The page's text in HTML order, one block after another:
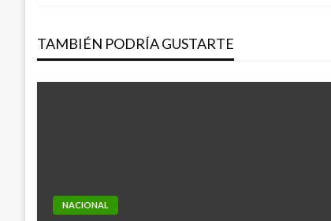
entradas
TAMBIÉN PODRÍA GUSTARTE
NACIONAL